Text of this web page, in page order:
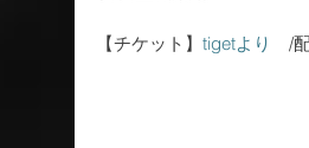
【チケット】 tigetより /